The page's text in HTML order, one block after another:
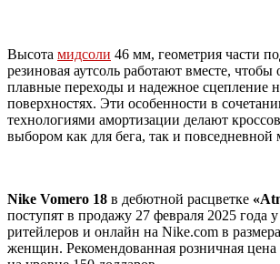
Высота мидсоли 46 мм, геометрия части
резиновая аутсоль работают вместе, чтобы
плавные переходы и надежное сцепление
поверхностях. Эти особенности в
технологиями амортизации делают
выбором как для бега, так и повседневной
Nike Vomero 18 в дебютной расцветке
поступят в продажу 27 февраля 2025 года
ритейлеров и онлайн на Nike.com в
женщин. Рекомендованная розничная цена